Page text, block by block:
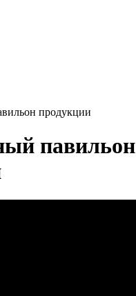
продукции
павильон